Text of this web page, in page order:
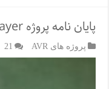
پایان نامه پروژه mp3 player + دیتاشیت + شماتیک
پروژه های AVR 21